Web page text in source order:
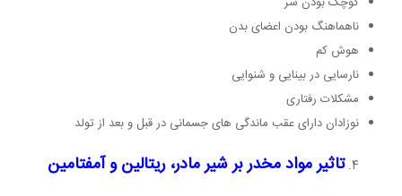
ناهماهنگ بودن اعضای بدن
هوش کم
نارسایی در بینایی و شنوایی
مشکلات رفتاری
نوزادان دارای عقب ماندگی های جسمانی در قبل و بعد از تولد
تاثیر مواد مخدر بر شیر مادر، ریتالین و آمفتامین